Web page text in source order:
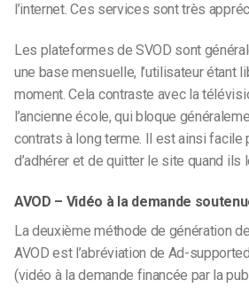
l’internet. Ces services sont très
Les plateformes de SVOD sont
une base mensuelle, l’utilisateur étant
moment. Cela contraste avec la
l’ancienne école, qui bloque
contrats à long terme. Il est ainsi facile
d’adhérer et de quitter le site quand ils
AVOD – Vidéo à la demande
La deuxième méthode de génération
AVOD est l’abréviation de Ad-
(vidéo à la demande financée par la